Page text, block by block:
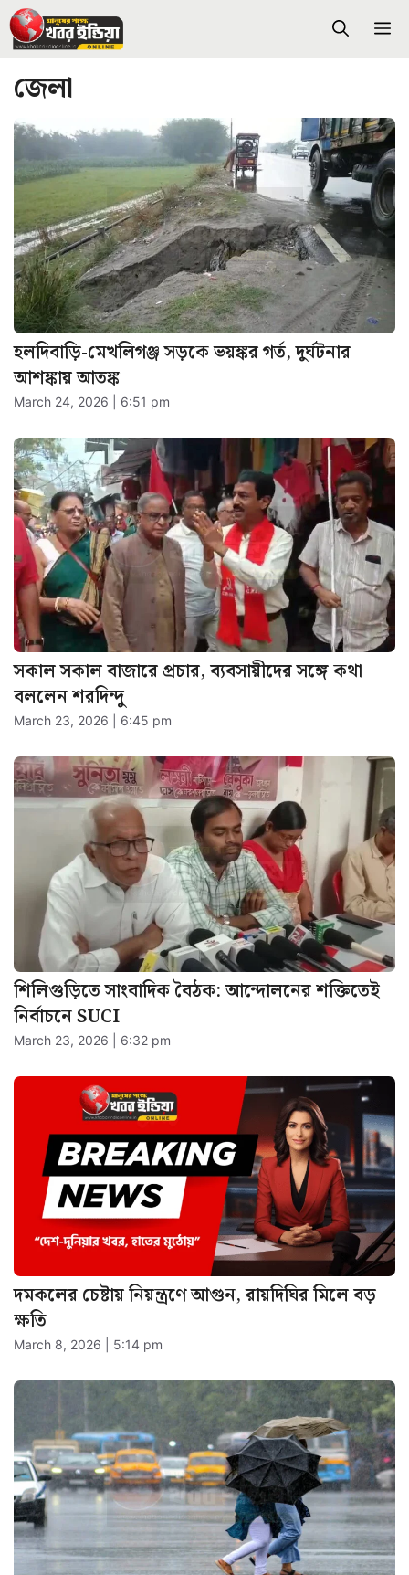
Skip
to
content
জেলা
হলদিবাড়ি-মেখলিগঞ্জ সড়কে ভয়ঙ্কর গর্ত, দুর্ঘটনার
আশঙ্কায় আতঙ্ক
March 24, 2026 | 6:51 pm
সকাল সকাল বাজারে প্রচার, ব্যবসায়ীদের সঙ্গে কথা
বললেন শরদিন্দু
March 23, 2026 | 6:45 pm
শিলিগুড়িতে সাংবাদিক বৈঠক: আন্দোলনের শক্তিতেই
নির্বাচনে SUCI
March 23, 2026 | 6:32 pm
দমকলের চেষ্টায় নিয়ন্ত্রণে আগুন, রায়দিঘির মিলে বড়
ক্ষতি
March 8, 2026 | 5:14 pm